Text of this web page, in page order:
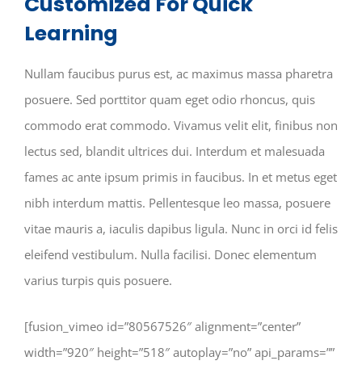
Learning
Nullam faucibus purus est, ac maximus massa pharetra
posuere. Sed porttitor quam eget odio rhoncus, quis
commodo erat commodo. Vivamus velit elit, finibus non
lectus sed, blandit ultrices dui. Interdum et malesuada
fames ac ante ipsum primis in faucibus. In et metus eget
nibh interdum mattis. Pellentesque leo massa, posuere
vitae mauris a, iaculis dapibus ligula. Nunc in orci id felis
eleifend vestibulum. Nulla facilisi. Donec elementum
varius turpis quis posuere.
[fusion_vimeo id=”80567526″ alignment=”center”
width=”920″ height=”518″ autoplay=”no” api_params=””